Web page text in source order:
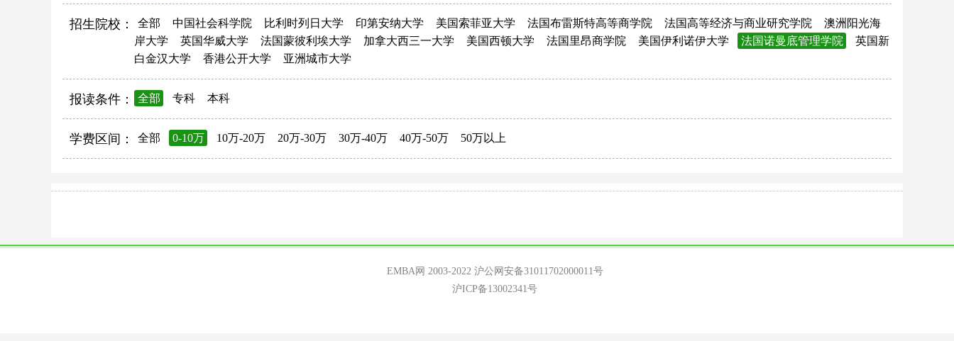
招生院校： 全部 中国社会科学院 比利时列日大学 印第安纳大学 美国索菲亚大学 法国布雷斯特高等商学院 法国高等经济与商业研究学院
澳洲阳光海
岸大学
英国华威大学 法国蒙彼利埃大学 加拿大西三一大学 美国西顿大学 法国里昂商学院 美国伊利诺伊大学 法国诺曼底管理学院
英国新
白金汉大学
香港公开大学 亚洲城市大学
报读条件： 全部 专科 本科
学费区间： 全部 0-10万 10万-20万 20万-30万 30万-40万 40万-50万 50万以上
EMBA网 2003-2022 沪公网安备31011702000011号
沪ICP备13002341号